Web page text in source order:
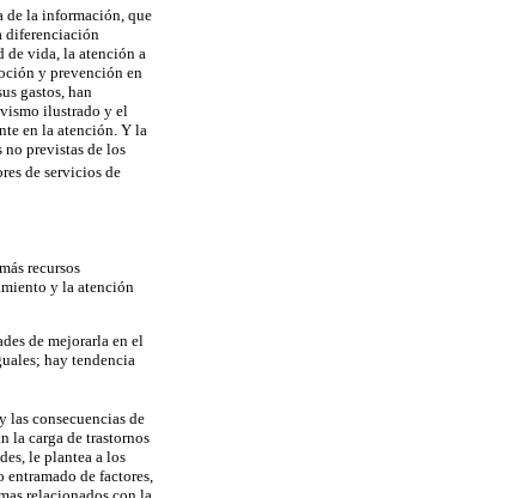
de la información, que
diferenciación
de vida, la atención a
y prevención en
gastos, han
ilustrado y el
en la atención. Y la
previstas de los
de servicios de
recursos
y la atención
de mejorarla en el
hay tendencia
las consecuencias de
la carga de trastornos
le plantea a los
de factores,